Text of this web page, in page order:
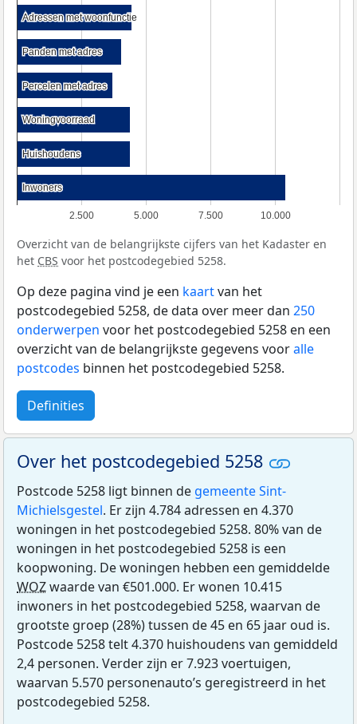
2.500 5.000 7.500 10.000
Adressen met woonfunctie
Adressen met woonfunctie
Panden met adres
Panden met adres
Percelen met adres
Percelen met adres
Woningvoorraad
Woningvoorraad
Huishoudens
Huishoudens
Inwoners
Inwoners
Overzicht van de belangrijkste cijfers van het Kadaster en
het CBS voor het postcodegebied 5258.
Op deze pagina vind je een kaartvan het
postcodegebied 5258, de data over meer dan 250
onderwerpen voor het postcodegebied 5258 en een
overzicht van de belangrijkste gegevens vooralle
postcodes binnen het postcodegebied 5258.
Definities
Over het postcodegebied 5258
Postcode 5258 ligt binnen de gemeente Sint-
Michielsgestel. Er zijn 4.784 adressen en 4.370
woningen in het postcodegebied 5258. 80% van de
woningen in het postcodegebied 5258 is een
koopwoning. De woningen hebben een gemiddelde
WOZwaarde van €501.000. Er wonen 10.415
inwoners in het postcodegebied 5258, waarvan de
grootste groep (28%) tussen de 45 en 65 jaar oud is.
Postcode 5258 telt 4.370 huishoudens van gemiddeld
2,4 personen. Verder zijn er 7.923 voertuigen,
waarvan 5.570 personenauto’s geregistreerd in het
postcodegebied 5258.